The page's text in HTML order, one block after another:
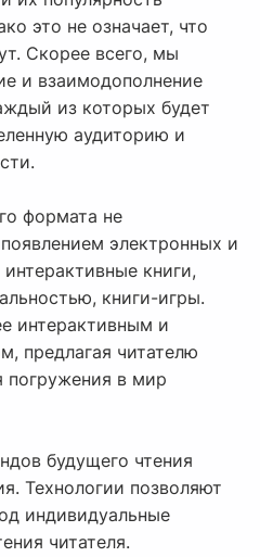
это не означает, что
Скорее всего, мы
и взаимодополнение
из которых будет
аудиторию и
формата не
электронных и
книги,
книги-игры.
интерактивным и
предлагая читателю
погружения в мир
будущего чтения
Технологии позволяют
индивидуальные
читателя.